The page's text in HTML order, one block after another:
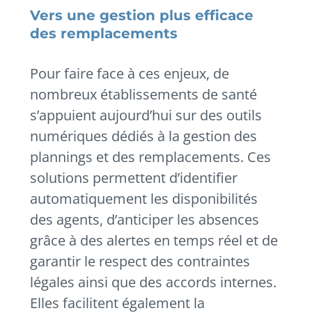
Vers une gestion plus efficace
des remplacements
Pour faire face à ces enjeux, de
nombreux établissements de santé
s’appuient aujourd’hui sur des outils
numériques dédiés à la gestion des
plannings et des remplacements. Ces
solutions permettent d’identifier
automatiquement les disponibilités
des agents, d’anticiper les absences
grâce à des alertes en temps réel et de
garantir le respect des contraintes
légales ainsi que des accords internes.
Elles facilitent également la